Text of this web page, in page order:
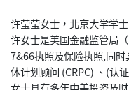
许莹莹女士，北京大学学
许女士是美国金融监管局
7&66执照及保险执照,同
休计划顾问 (CRPC) 、(认